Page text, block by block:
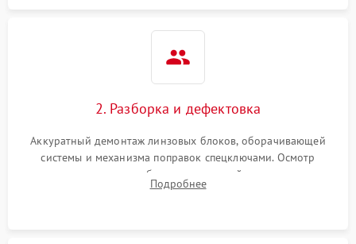
2. Разборка и дефектовка
Аккуратный демонтаж линзовых блоков, оборачивающей
системы и механизма поправок спецключами. Осмотр
внутренних резьбовых соединений, пружин и
уплотнительных колец. Поиск причин люфта, смещения
Подробнее